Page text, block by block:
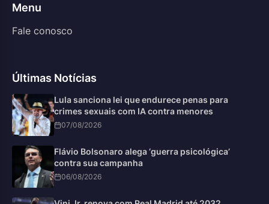
Menu
Fale conosco
Últimas Notícias
Lula sanciona lei que endurece penas para
crimes sexuais com IA contra menores
07/08/2026
Flávio Bolsonaro alega ‘guerra psicológica’
contra sua campanha
06/08/2026